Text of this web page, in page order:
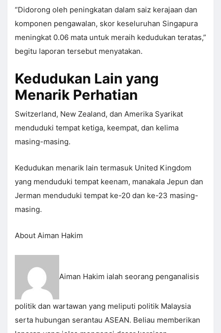
“Didorong oleh peningkatan dalam saiz kerajaan dan
komponen pengawalan, skor keseluruhan Singapura
meningkat 0.06 mata untuk meraih kedudukan teratas,”
begitu laporan tersebut menyatakan.
Kedudukan Lain yang
Menarik Perhatian
Switzerland, New Zealand, dan Amerika Syarikat
menduduki tempat ketiga, keempat, dan kelima
masing-masing.
Kedudukan menarik lain termasuk United Kingdom
yang menduduki tempat keenam, manakala Jepun dan
Jerman menduduki tempat ke-20 dan ke-23 masing-
masing.
About Aiman Hakim
Aiman Hakim ialah seorang penganalisis
politik dan wartawan yang meliputi politik Malaysia
serta hubungan serantau ASEAN. Beliau memberikan